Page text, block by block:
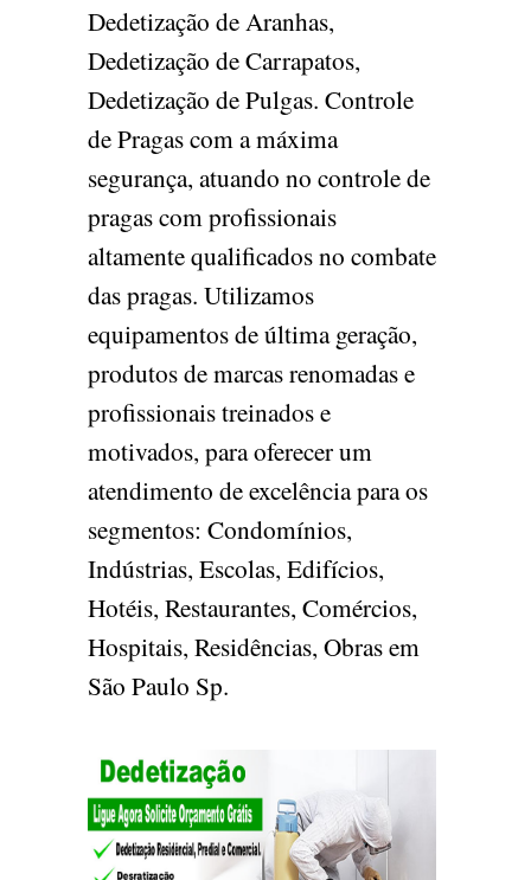
Dedetização de Aranhas,
Dedetização de Carrapatos,
Dedetização de Pulgas. Controle
de Pragas com a máxima
segurança, atuando no controle de
pragas com profissionais
altamente qualificados no combate
das pragas. Utilizamos
equipamentos de última geração,
produtos de marcas renomadas e
profissionais treinados e
motivados, para oferecer um
atendimento de excelência para os
segmentos: Condomínios,
Indústrias, Escolas, Edifícios,
Hotéis, Restaurantes, Comércios,
Hospitais, Residências, Obras em
São Paulo Sp.